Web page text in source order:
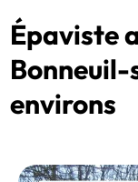
Épaviste
environs